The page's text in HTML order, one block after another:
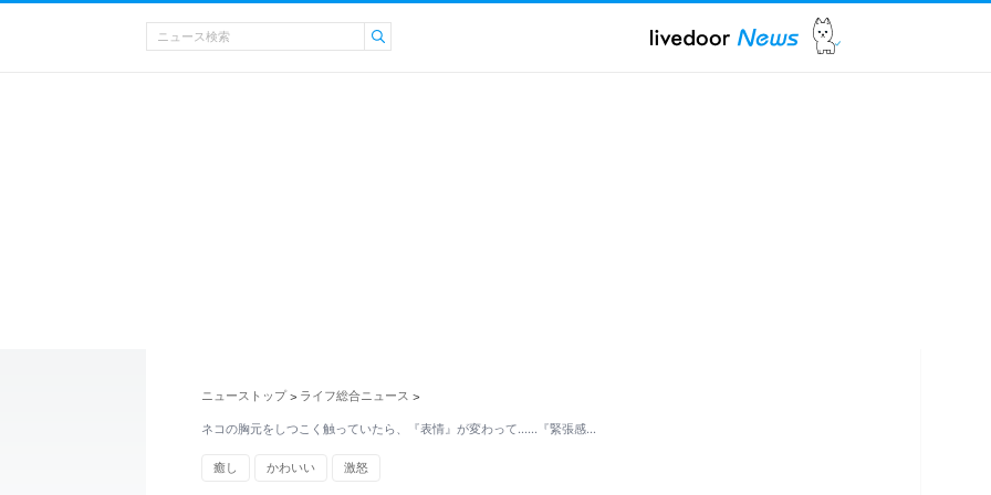
ニューストップ > ライフ総合ニュース >
ネコの胸元をしつこく触っていたら、『表情』が変わって……『緊張感…
癒し かわいい 激怒